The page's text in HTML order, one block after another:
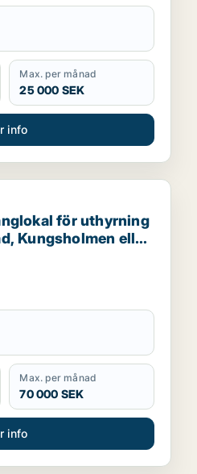
Max. per månad
25 000 SEK
info
Stockholm Innerstad eller
för uthyrning i
för uthyrning
Kungsholmen eller
Max. per månad
70 000 SEK
info